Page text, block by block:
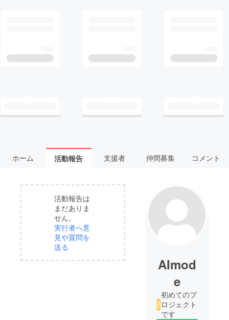
ホーム 活動報告 支援者 仲間募集 コメント
活動報告は
まだありま
せん。
実行者へ意
見や質問を
送る
AImod
e
初めてのプ
ロジェクト
です